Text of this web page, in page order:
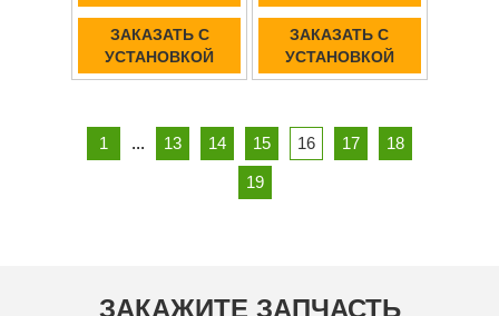
ЗАКАЗАТЬ С
УСТАНОВКОЙ
ЗАКАЗАТЬ С
УСТАНОВКОЙ
1 ... 13 14 15 16 17 18
19
ЗАКАЖИТЕ ЗАПЧАСТЬ